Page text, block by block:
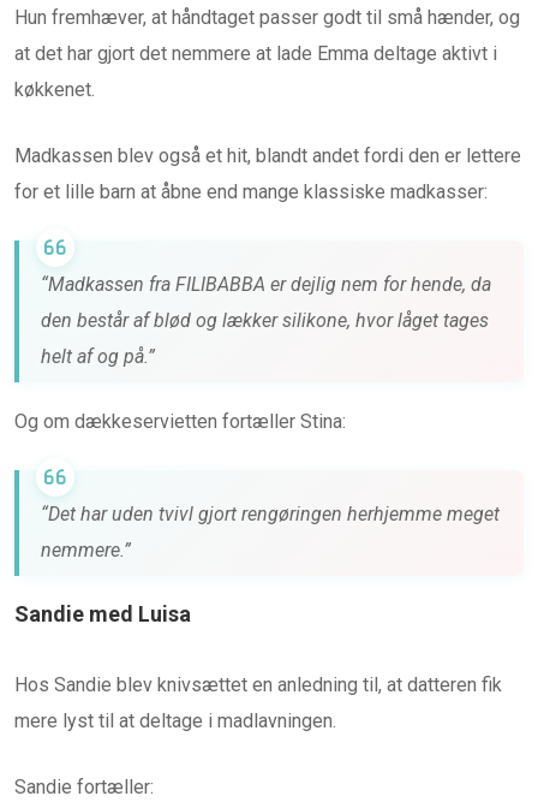
Hun fremhæver, at håndtaget passer godt til små hænder, og
at det har gjort det nemmere at lade Emma deltage aktivt i
køkkenet.
Madkassen blev også et hit, blandt andet fordi den er lettere
for et lille barn at åbne end mange klassiske madkasser:
“Madkassen fra FILIBABBA er dejlig nem for hende, da
den består af blød og lækker silikone, hvor låget tages
helt af og på.”
Og om dækkeservietten fortæller Stina:
“Det har uden tvivl gjort rengøringen herhjemme meget
nemmere.”
Sandie med Luisa
Hos Sandie blev knivsættet en anledning til, at datteren fik
mere lyst til at deltage i madlavningen.
Sandie fortæller: